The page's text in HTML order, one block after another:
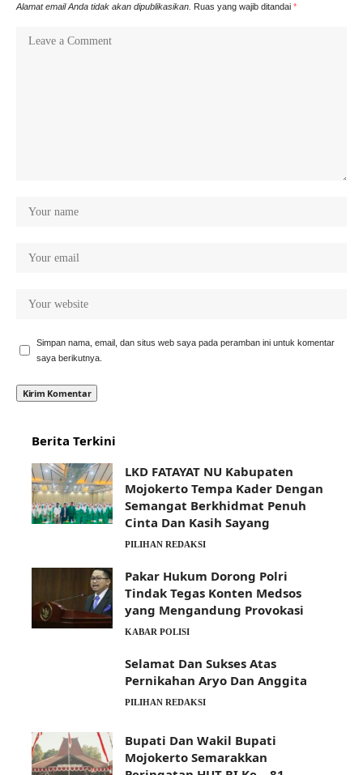
Alamat email Anda tidak akan dipublikasikan. Ruas yang wajib ditandai *
Simpan nama, email, dan situs web saya pada peramban ini untuk komentar
saya berikutnya.
Berita Terkini
LKD FATAYAT NU Kabupaten
Mojokerto Tempa Kader Dengan
Semangat Berkhidmat Penuh
Cinta Dan Kasih Sayang
PILIHAN REDAKSI
Pakar Hukum Dorong Polri
Tindak Tegas Konten Medsos
yang Mengandung Provokasi
KABAR POLISI
Selamat Dan Sukses Atas
Pernikahan Aryo Dan Anggita
PILIHAN REDAKSI
Bupati Dan Wakil Bupati
Mojokerto Semarakkan